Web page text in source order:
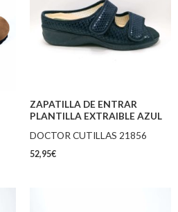
ZAPATILLA DE ENTRAR
PLANTILLA EXTRAIBLE AZUL
DOCTOR CUTILLAS 21856
52,95€